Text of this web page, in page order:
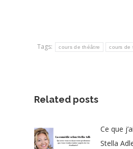
Tags:
cours de théâtre cours de
Related posts
Ce que
Stella